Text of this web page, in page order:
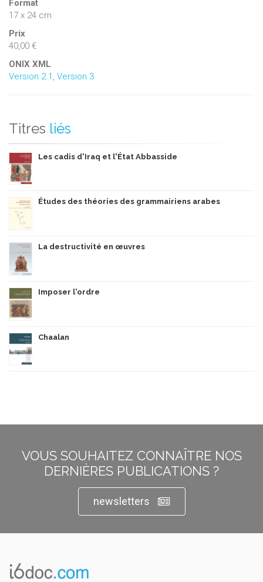
Format
17 x 24 cm
Prix
40,00 €
ONIX XML
Version 2.1 , Version 3
Titres liés
Les cadis d'Iraq et l'État Abbasside
Études des théories des grammairiens arabes
La destructivité en œuvres
Imposer l'ordre
Chaalan
VOUS SOUHAITEZ CONNAÎTRE NOS
DERNIÈRES PUBLICATIONS ?
newsletters